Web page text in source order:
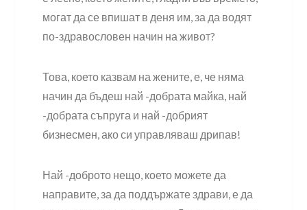
могат да се впишат в деня им, за да водят
по-здравословен начин на живот?
Това, което казвам на жените, е, че няма
начин да бъдеш най -добрата майка, най
-добрата съпруга и най -добрият
бизнесмен, ако си управляваш дрипав!
Най -доброто нещо, което можете да
направите, за да поддържате здрави, е да